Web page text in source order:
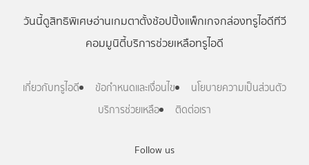
Follow us
วันนี้ดูสิทธิพิเศษอ่านเกมตาตั้งช้อปปิ้งแพ็กเกจกล่องทรูไอดีทีวี
คอมมูนิตี้บริการช่วยเหลือทรูไอดี
เกี่ยวกับทรูไอดี ข้อกำหนดและเงื่อนไข
นโยบายความเป็นส่วนตัว
บริการช่วยเหลือ
ติดต่อเรา